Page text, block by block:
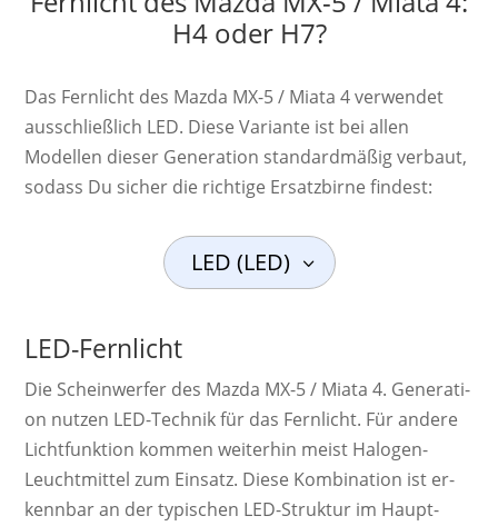
H4 oder H7?
Das Fernlicht des Mazda MX-5 / Miata 4 verwendet
ausschließlich LED. Diese Variante ist bei allen
Modellen dieser Generation standardmäßig verbaut,
sodass Du sicher die richtige Ersatzbirne findest:
LED (LED)
LED-Fernlicht
Die Schein­werf­er des Mazda MX-5 / Miata 4. Ge­ne­ra­ti­
on nutzen LED-Technik für das Fernlicht. Für andere
Licht­funk­tion kom­men wei­ter­hin meist Ha­lo­gen-
Leucht­mittel zum Ein­satz. Diese Kom­bi­na­tion ist er­
kenn­bar an der ty­pi­schen LED-Struktur im Haupt­